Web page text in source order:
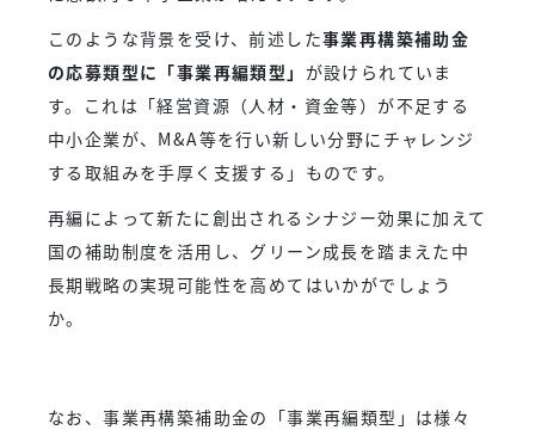
このような背景を受け、前述した事業再構築補助金
の応募類型に「事業再編類型」 が設けられていま
す。これは「経営資源（人材・資金等）が不足する
中小企業が、M&A等を行い新しい分野にチャレンジ
する取組みを手厚く支援する」ものです。
再編によって新たに創出されるシナジー効果に加えて
国の補助制度を活用し、グリーン成長を踏まえた中
長期戦略の実現可能性を高めてはいかがでしょう
か。
なお、事業再構築補助金の「事業再編類型」は様々